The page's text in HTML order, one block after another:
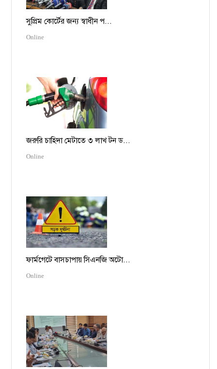
সুপ্রিম কোর্টের জন্য স্বাধীন প...
Online
জরুরি চাহিদা মেটাতে ৩ লাখ টন ড...
Online
ফার্মগেটে বাসচাপায় সিএনজি অটো...
Online